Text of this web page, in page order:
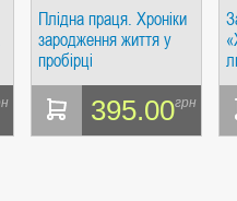
ШЕВЧУК. МАНДРІВЕЦЬ
Плідна праця. Хроніки
зародження життя у
пробірці
395.00грн